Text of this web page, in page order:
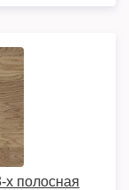
х полосная